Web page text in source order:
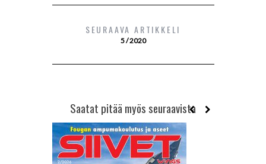
SEURAAVA ARTIKKELI
5 / 2020
Saatat pitää myös seuraavista